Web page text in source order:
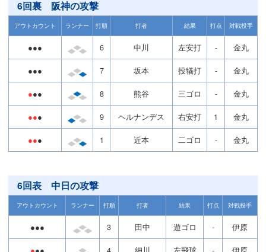
6回裏 阪神の攻撃
アウトカウント ランナー 打順 打者 結果 打点 対戦投手
●●● 6 中川 左安打 - 金丸
●●● 7 坂本 投犠打 - 金丸
●●● 8 熊谷 三ゴロ - 金丸
●●● 9 ヘルナンデス 右安打 1 金丸
●●● 1 近本 二ゴロ - 金丸
6回表 中日の攻撃
アウトカウント ランナー 打順 打者 結果 打点 対戦投手
●●● 3 田中 遊ゴロ - 伊原